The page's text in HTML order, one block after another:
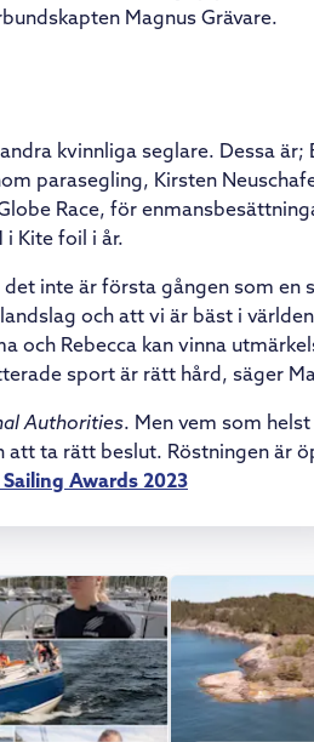
Magnus Grävare.
kvinnliga seglare. Dessa är;
parasegling, Kirsten
Race, för
i Kite foil i år.
inte är första gången som en
och att vi är bäst i
och Rebecca kan vinna
sport är rätt hård, säger
Authorities. Men vem som helst
att ta rätt beslut. Röstningen är
Awards 2023